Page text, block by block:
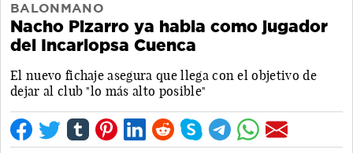
BALONMANO
Nacho Pizarro ya habla como jugador
del Incarlopsa Cuenca
El nuevo fichaje asegura que llega con el objetivo de
dejar al club "lo más alto posible"